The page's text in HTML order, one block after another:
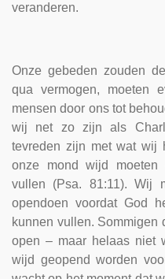
veranderen.
Onze gebeden zouden
qua vermogen, moeten
mensen door ons tot
wij net zo zijn als
tevreden zijn met wat wij
onze mond wijd moeten
vullen (Psa. 81:11). Wij
opendoen voordat God
kunnen vullen. Sommigen
open – maar helaas niet
wijd geopend worden